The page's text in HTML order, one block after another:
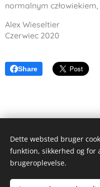
normalnym
Alex Wieseltier
Czerwiec 2020
Share
Alex
Alle
Dette websted bruger
funktion, sikkerhed og for
brugeroplevelse.